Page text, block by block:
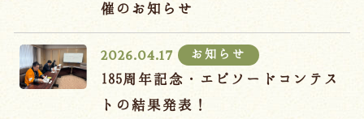
催のお知らせ
2026.04.17 お知らせ
185周年記念・エピソードコンテス
トの結果発表！
会議・団体 吉川屋で過ごす特別な日
お知らせ よくあるご質問
お問い合わせ